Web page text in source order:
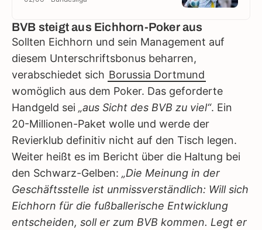
BVB steigt aus Eichhorn-Poker aus
Sollten Eichhorn und sein Management auf
diesem Unterschriftsbonus beharren,
verabschiedet sich Borussia Dortmund
womöglich aus dem Poker. Das geforderte
Handgeld sei „aus Sicht des BVB zu viel“. Ein
20-Millionen-Paket wolle und werde der
Revierklub definitiv nicht auf den Tisch legen.
Weiter heißt es im Bericht über die Haltung bei
den Schwarz-Gelben: „Die Meinung in der
Geschäftsstelle ist unmissverständlich: Will sich
Eichhorn für die fußballerische Entwicklung
entscheiden, soll er zum BVB kommen. Legt er